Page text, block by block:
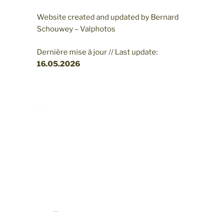
Website created and updated by Bernard
Schouwey – Valphotos
Dernière mise à jour // Last update:
16.05.2026